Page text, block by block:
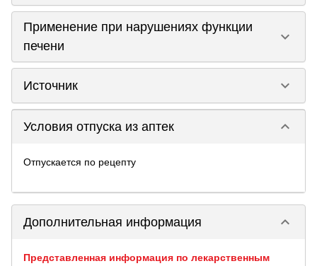
Применение при нарушениях функции
печени
keyboard_arrow_down
Источник keyboard_arrow_down
Условия отпуска из аптек keyboard_arrow_down
Отпускается по рецепту
Дополнительная информация keyboard_arrow_down
Представленная информация по лекарственным